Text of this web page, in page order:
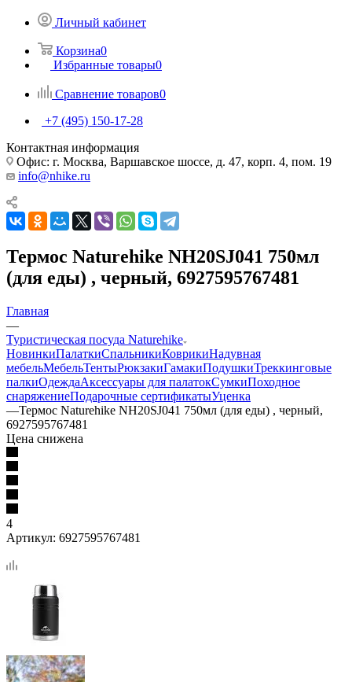
Личный кабинет
Корзина0
Избранные товары0
Сравнение товаров0
+7 (495) 150-17-28
Контактная информация
Офис: г. Москва, Варшавское шоссе, д. 47, корп. 4, пом. 19
info@nhike.ru
Термос Naturehike NH20SJ041 750мл
(для еды) , черный, 6927595767481
Главная
—
Туристическая посуда Naturehike
НовинкиПалаткиСпальникиКоврикиНадувная
мебельМебельТентыРюкзакиГамакиПодушкиТреккинговые
палкиОдеждаАксессуары для палатокСумкиПоходное
снаряжениеПодарочные сертификатыУценка
—Термос Naturehike NH20SJ041 750мл (для еды) , черный,
6927595767481
Цена снижена
4
Артикул: 6927595767481